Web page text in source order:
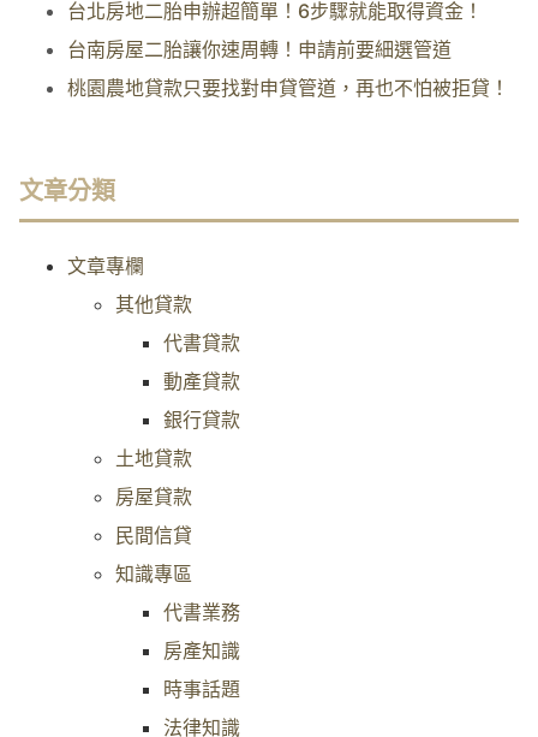
台北房地二胎申辦超簡單！6步驟就能取得資金！
台南房屋二胎讓你速周轉！申請前要細選管道
桃園農地貸款只要找對申貸管道，再也不怕被拒貸！
文章分類
文章專欄
其他貸款
代書貸款
動產貸款
銀行貸款
土地貸款
房屋貸款
民間信貸
知識專區
代書業務
房產知識
時事話題
法律知識